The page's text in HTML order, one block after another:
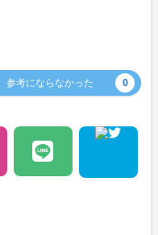
参考にならなかった 0